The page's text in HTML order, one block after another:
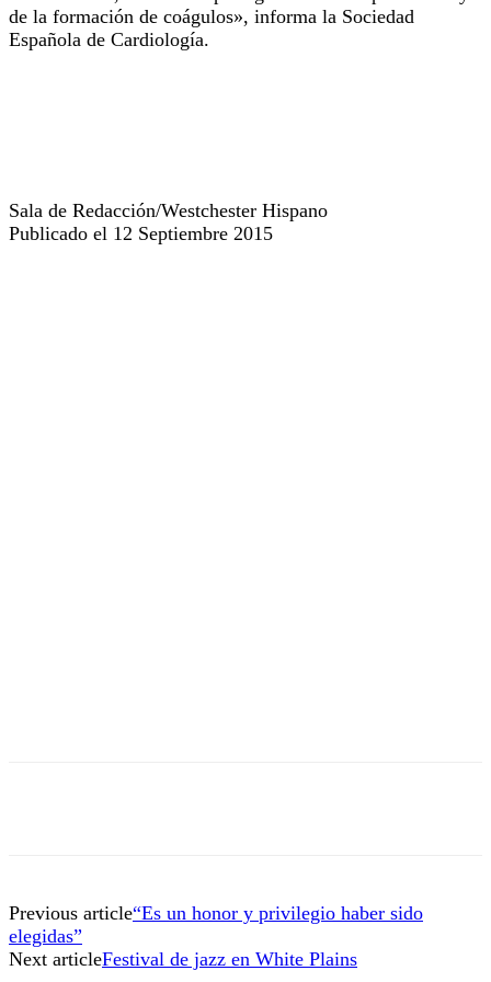
de la formación de coágulos», informa la Sociedad
Española de Cardiología.
Sala de Redacción/Westchester Hispano
Publicado el 12 Septiembre 2015
Previous article“Es un honor y privilegio haber sido
elegidas”
Next articleFestival de jazz en White Plains